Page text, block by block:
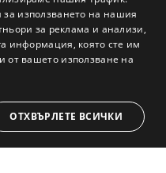
Виж на картата
информация за пазара
използването на нашия
за реклама и анализи,
информация, която сте им
от вашето използване на
ОТХВЪРЛЕТЕ ВСИЧКИ